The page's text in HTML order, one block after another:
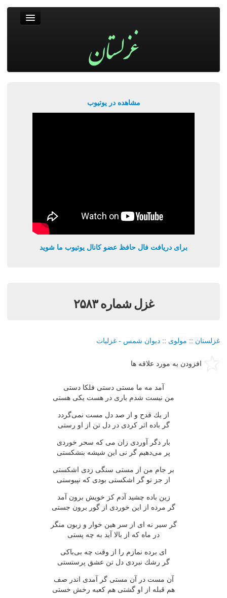
مشاهده در یوتیوب
برای دریافت فال حافظ عضو کانال یوتیوب ما شوید
غزل شماره ۲۵۸۳
غزلستان :: مولوی :: دیوان شمس - غزلیات
افزودن به مورد علاقه ها
آمد مه ما مستی دستی فلكا دستی
من نیست شدم باری در هست یكی هستی
از یك قدح و از صد دل مست نمی‌گردد
گر باده اثر كردی در دل تن از او رستی
بار دگر آوردی زان می كه سحر خوردی
پر می‌دهیم گر نی این شیشه بنشكستی
بر جام من از مستی سنگی زدی اشكستی
از جز تو گر اشكستی بودی كه نپیوستی
زین باده چشید آدم كز خویش برون آمد
گر مرده از این خوردی از گور برون جستی
گر سیر نه ای از سر هین خوار و زبون منگر
در ماه كه از بالا آید به چه پستی
ای برده نمازم را از وقت چه بی‌باكی
گر رشك نبردی دل تن عشق پرستستی
آن مست در آن مستی گر آمدی اندر صف
هم قبله از او گشتی هم كعبه رخش خستی